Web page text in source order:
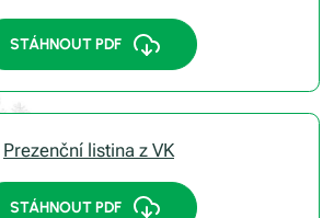
STÁHNOUT PDF
Prezenční listina z VK
STÁHNOUT PDF